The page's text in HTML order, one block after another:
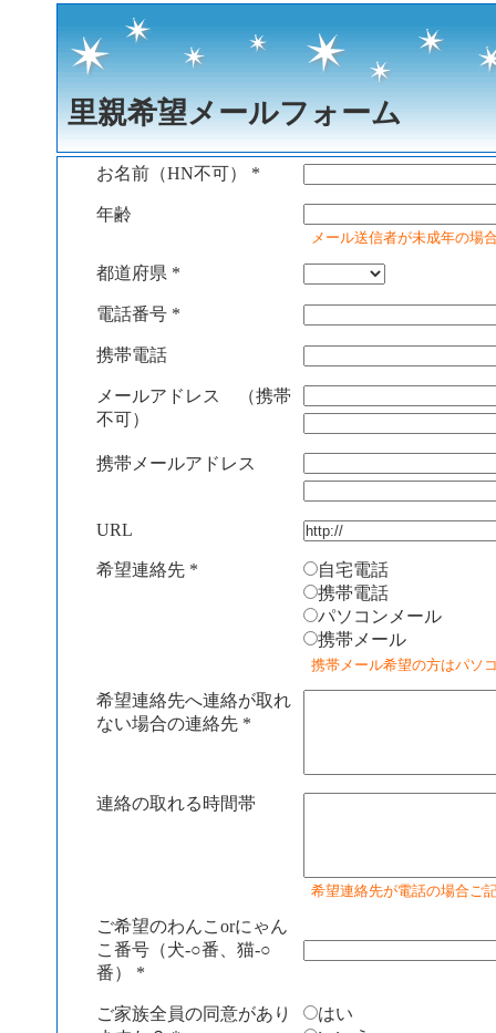
里親希望メールフォーム
お名前（HN不可） *
年齢
メール送信者が未成年の場
都道府県 *
電話番号 *
携帯電話
メールアドレス （携帯
不可）
携帯メールアドレス
URL
希望連絡先 *
自宅電話
携帯電話
パソコンメール
携帯メール
携帯メール希望の方はパソ
希望連絡先へ連絡が取れ
ない場合の連絡先 *
連絡の取れる時間帯
希望連絡先が電話の場合ご
ご希望のわんこorにゃん
こ番号（犬-○番、猫-○
番） *
ご家族全員の同意があり
はい